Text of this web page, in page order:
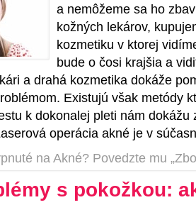
a nemôžeme sa ho
kožných lekárov,
kozmetiku v ktorej
bude o čosi krajšia a
a drahá kozmetika dokáže
Existujú však metódy
k dokonalej pleti nám
operácia akné je v
na Akné? Povedzte mu
s pokožkou: